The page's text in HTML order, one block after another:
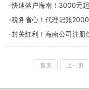
教育 健康
家装 交通
生活 演出
走读海南
快速落户海南！3000元
税务省心！代理记账
封关红利！海南公司注
首页 上一页